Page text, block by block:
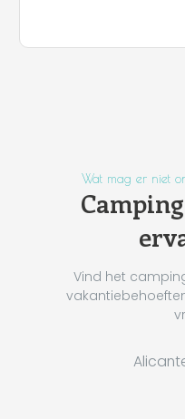
Wat mag er niet
Vind het